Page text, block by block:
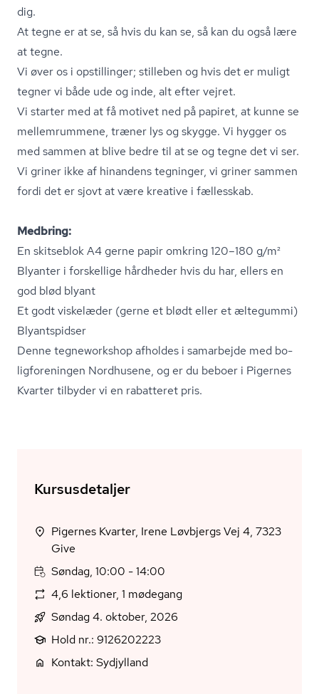
dig.
At tegne er at se, så hvis du kan se, så kan du også lære
at tegne.
Vi øver os i opstillinger; stilleben og hvis det er muligt
tegner vi både ude og inde, alt efter vejret.
Vi starter med at få motivet ned på papiret, at kunne se
mellemrummene, træner lys og skygge. Vi hygger os
med sammen at blive bedre til at se og tegne det vi ser.
Vi griner ikke af hinandens tegninger, vi griner sammen
fordi det er sjovt at være kreative i fællesskab.
Medbring:
En skitseblok A4 gerne papir omkring 120–180 g/m²
Blyanter i forskellige hårdheder hvis du har, ellers en
god blød blyant
Et godt viskelæder (gerne et blødt eller et æltegummi)
Blyantspidser
Denne tegneworkshop afholdes i samarbejde med bo­
lig­for­e­nin­gen Nordhusene, og er du beboer i Pigernes
Kvarter tilbyder vi en rabatteret pris.
Kursusdetaljer
Pigernes Kvarter, Irene Løvbjergs Vej 4, 7323
Give
Søndag, 10:00 - 14:00
4,6 lektioner, 1 mødegang
Søndag 4. oktober, 2026
Hold nr.: 9126202223
Kontakt: Sydjylland